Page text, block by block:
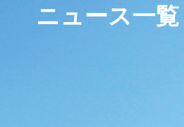
ニュース一覧